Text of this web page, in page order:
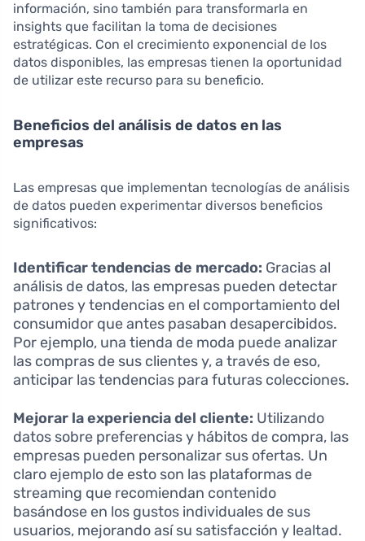
información, sino también para transformarla en
insights que facilitan la toma de decisiones
estratégicas. Con el crecimiento exponencial de los
datos disponibles, las empresas tienen la oportunidad
de utilizar este recurso para su beneficio.
Beneficios del análisis de datos en las
empresas
Las empresas que implementan tecnologías de análisis
de datos pueden experimentar diversos beneficios
significativos:
Identificar tendencias de mercado: Gracias al
análisis de datos, las empresas pueden detectar
patrones y tendencias en el comportamiento del
consumidor que antes pasaban desapercibidos.
Por ejemplo, una tienda de moda puede analizar
las compras de sus clientes y, a través de eso,
anticipar las tendencias para futuras colecciones.
Mejorar la experiencia del cliente: Utilizando
datos sobre preferencias y hábitos de compra, las
empresas pueden personalizar sus ofertas. Un
claro ejemplo de esto son las plataformas de
streaming que recomiendan contenido
basándose en los gustos individuales de sus
usuarios, mejorando así su satisfacción y lealtad.